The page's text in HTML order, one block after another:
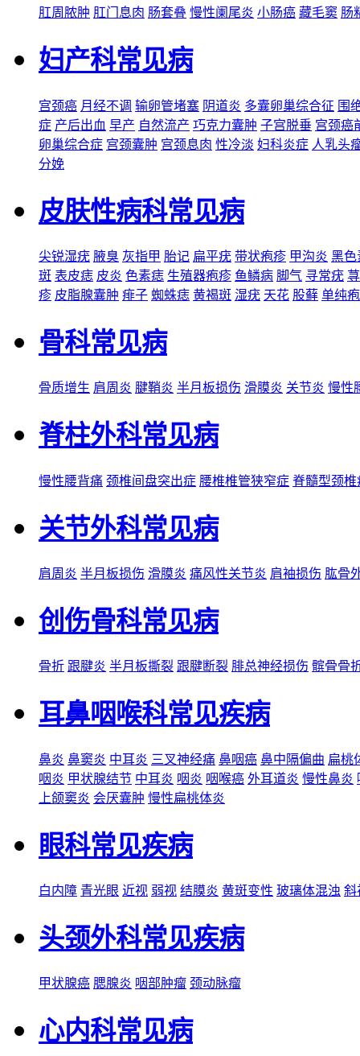
肛周脓肿 肛门息肉 肠套叠 慢性阑尾炎 小肠癌 藏毛窦 肠
妇产科常见病
宫颈癌 月经不调 输卵管堵塞 阴道炎 多囊卵巢综合征 围
症 产后出血 早产 自然流产 巧克力囊肿 子宫脱垂 宫颈癌
卵巢综合症 宫颈囊肿 宫颈息肉 性冷淡 妇科炎症 人乳头
分娩
皮肤性病科常见病
尖锐湿疣 腋臭 灰指甲 胎记 扁平疣 带状疱疹 甲沟炎 黑色
斑 表皮痣 皮炎 色素痣 生殖器疱疹 鱼鳞病 脚气 寻常疣
疹 皮脂腺囊肿 痱子 蜘蛛痣 黄褐斑 湿疣 天花 股藓 单纯
骨科常见病
骨质增生 肩周炎 腱鞘炎 半月板损伤 滑膜炎 关节炎 慢性
脊柱外科常见病
慢性腰背痛 颈椎间盘突出症 腰椎椎管狭窄症 脊髓型颈椎
关节外科常见病
肩周炎 半月板损伤 滑膜炎 痛风性关节炎 肩袖损伤 肱骨
创伤骨科常见病
骨折 跟腱炎 半月板撕裂 跟腱断裂 腓总神经损伤 髌骨骨
耳鼻咽喉科常见疾病
鼻炎 鼻窦炎 中耳炎 三叉神经痛 鼻咽癌 鼻中隔偏曲 扁桃
咽炎 甲状腺结节 中耳炎 咽炎 咽喉癌 外耳道炎 慢性鼻炎
上颌窦炎 会厌囊肿 慢性扁桃体炎
眼科常见疾病
白内障 青光眼 近视 弱视 结膜炎 黄斑变性 玻璃体混浊 斜
头颈外科常见疾病
甲状腺癌 腮腺炎 咽部肿瘤 颈动脉瘤
心内科常见病